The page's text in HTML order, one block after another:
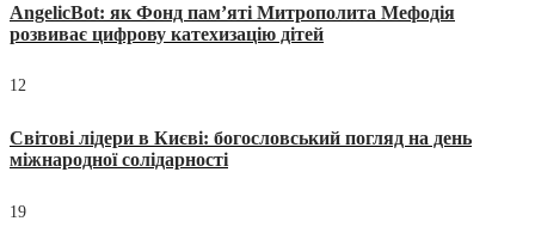
AngelicBot: як Фонд пам’яті Митрополита Мефодія
розвиває цифрову катехизацію дітей
12
Світові лідери в Києві: богословський погляд на день
міжнародної солідарності
19